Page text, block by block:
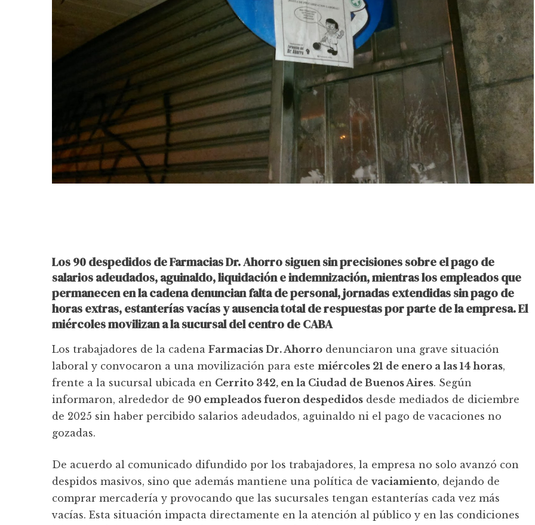
Los 90 despedidos de Farmacias Dr. Ahorro siguen sin precisiones sobre el pago de
salarios adeudados, aguinaldo, liquidación e indemnización, mientras los empleados que
permanecen en la cadena denuncian falta de personal, jornadas extendidas sin pago de
horas extras, estanterías vacías y ausencia total de respuestas por parte de la empresa. El
miércoles movilizan a la sucursal del centro de CABA
Los trabajadores de la cadena Farmacias Dr. Ahorro denunciaron una grave situación
laboral y convocaron a una movilización para este miércoles 21 de enero a las 14 horas,
frente a la sucursal ubicada en Cerrito 342, en la Ciudad de Buenos Aires. Según
informaron, alrededor de 90 empleados fueron despedidos desde mediados de diciembre
de 2025 sin haber percibido salarios adeudados, aguinaldo ni el pago de vacaciones no
gozadas.
De acuerdo al comunicado difundido por los trabajadores, la empresa no solo avanzó con
despidos masivos, sino que además mantiene una política de vaciamiento, dejando de
comprar mercadería y provocando que las sucursales tengan estanterías cada vez más
vacías. Esta situación impacta directamente en la atención al público y en las condiciones